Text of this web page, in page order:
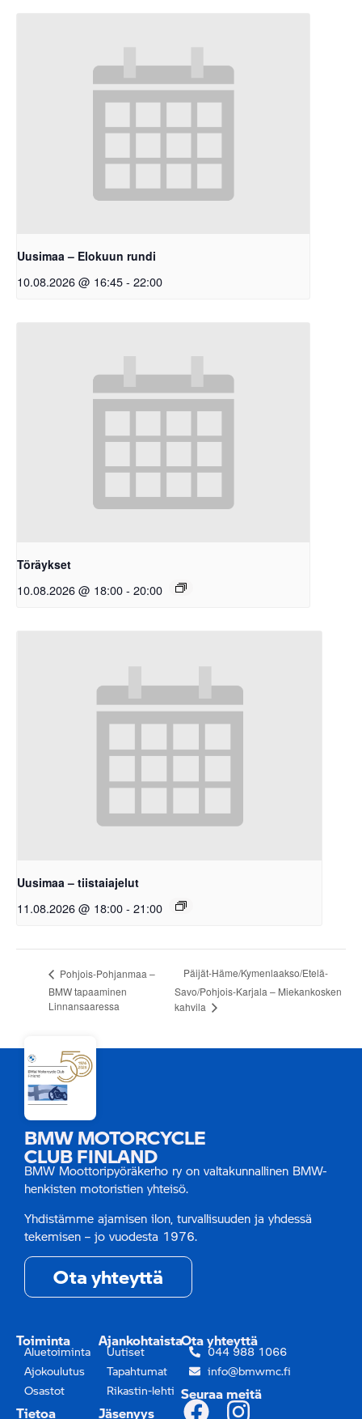
Uusimaa – Elokuun rundi
10.08.2026 @ 16:45- 22:00
Töräykset
10.08.2026 @ 18:00- 20:00
Uusimaa – tiistaiajelut
11.08.2026 @ 18:00- 21:00
Pohjois-Pohjanmaa –
BMW tapaaminen
Linnansaaressa
Päijät-Häme/Kymenlaakso/Etelä-
Savo/Pohjois-Karjala – Miekankosken
kahvila
BMW MOTORCYCLE
CLUB FINLAND
BMW Moottoripyöräkerho ry on valtakunnallinen BMW-
henkisten motoristien yhteisö.
Yhdistämme ajamisen ilon, turvallisuuden ja yhdessä
tekemisen – jo vuodesta 1976.
Ota yhteyttä
Toiminta
Aluetoiminta
Ajokoulutus
Osastot
Tietoa
Ajankohtaista
Uutiset
Tapahtumat
Rikastin-lehti
Jäsenyys
Ota yhteyttä
044 988 1066
info@bmwmc.fi
Seuraa meitä